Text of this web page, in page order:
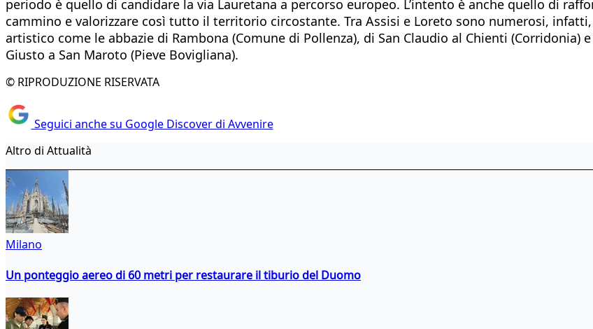
periodo è quello di candidare la via Lauretana a percorso europeo. L’intento è anche quello di
cammino e valorizzare così tutto il territorio circostante. Tra Assisi e Loreto sono numerosi,
artistico come le abbazie di Rambona (Comune di Pollenza), di San Claudio al Chienti (Corridonia)
Giusto a San Maroto (Pieve Bovigliana).
© RIPRODUZIONE RISERVATA
Seguici anche su Google Discover di Avvenire
Altro di Attualità
Milano
Un ponteggio aereo di 60 metri per restaurare il tiburio del Duomo